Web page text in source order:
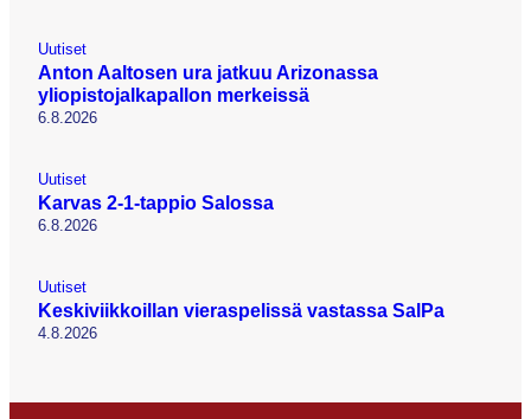
Uutiset
Anton Aaltosen ura jatkuu Arizonassa
yliopistojalkapallon merkeissä
6.8.2026
Uutiset
Karvas 2-1-tappio Salossa
6.8.2026
Uutiset
Keskiviikkoillan vieraspelissä vastassa SalPa
4.8.2026